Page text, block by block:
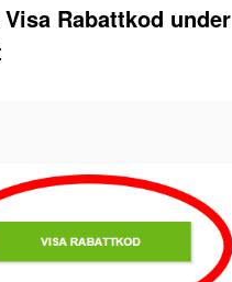
Rabattkod under